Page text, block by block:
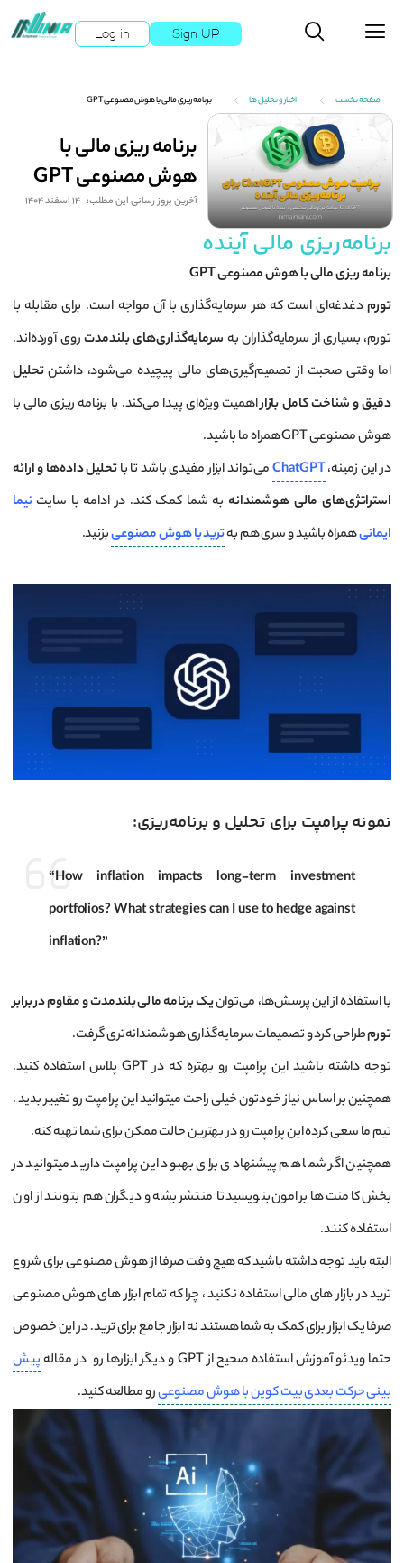
Log in Sign UP
صفحه نخست اخبار و تحلیل ها برنامه ریزی مالی با هوش مصنوعی GPT
برنامه ریزی مالی با
هوش مصنوعی GPT
آخرین بروز رسانی این مطلب: 14 اسفند 1404
برنامه‌ریزی مالی آینده
برنامه ریزی مالی با هوش مصنوعی GPT
تورمدغدغه‌ای است که هر سرمایه‌گذاری با آن مواجه است. برای مقابله با
تورم، بسیاری از سرمایه‌گذاران به سرمایه‌گذاری‌های بلندمدتروی آورده‌اند.
اما وقتی صحبت از تصمیم‌گیری‌های مالی پیچیده می‌شود، داشتنتحلیل
دقیق و شناخت کامل بازاراهمیت ویژه‌ای پیدا می‌کند. با برنامه ریزی مالی با
هوش مصنوعی GPT همراه ما باشید.
در این زمینه،ChatGPTمی‌تواند ابزار مفیدی باشد تا باتحلیل داده‌ها و ارائه
استراتژی‌های مالی هوشمندانه به شما کمک کند. در ادامه با سایتنیما
ایمانیهمراه باشید و سری هم بهترید با هوش مصنوعیبزنید.
نمونه پرامپت برای تحلیل و برنامه‌ریزی:
“How inflation impacts long-term investment
portfolios? What strategies can I use to hedge against
inflation?”
با استفاده از این پرسش‌ها، می‌توانیک برنامه مالی بلندمدت و مقاوم در برابر
تورمطراحی کرد و تصمیمات سرمایه‌گذاری هوشمندانه‌تری گرفت.
توجه داشته باشید این پرامپت رو بهتره که در GPT پلاس استفاده کنید.
همچنین بر اساس نیاز خودتون خیلی راحت میتوانید این پرامپت رو تغییر بدید .
تیم ما سعی کرده این پرامپت رو در بهترین حالت ممکن برای شما تهیه کنه.
همچنین اگر شما هم پیشنهادی برای بهبود این پرامپت دارید میتوانید در
بخش کامنت ها برامون بنویسید تا منتشر بشه و دیگران هم بتونند از اون
استفاده کنند.
البته باید توجه داشته باشید که هیچ وفت صرفا از هوش مصنوعی برای شروع
ترید در بازار های مالی استفاده نکنید ، چرا که تمام ابزار های هوش مصنوعی
صرفا یک ابزار برای کمک به شما هستند نه ابزار جامع برای ترید. در این خصوص
حتما ویدئو آموزش استفاده صحیح از GPT و دیگر ابزارها رو در مقاله
پیش
بینی حرکت بعدی بیت کوین با هوش مصنوعیرو مطالعه کنید.